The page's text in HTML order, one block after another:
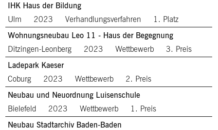
IHK Haus der Bildung
Ulm
2023 Verhandlungsverfahren
1. Platz
Wohnungsneubau Leo 11 - Haus der Begegnung
Ditzingen-Leonberg
2023 Wettbewerb
3. Preis
Ladepark Kaeser
Coburg
2023 Wettbewerb
2. Preis
Neubau und Neuordnung Luisenschule
Bielefeld
2023 Wettbewerb
1. Preis
Neubau Stadtarchiv Baden-Baden